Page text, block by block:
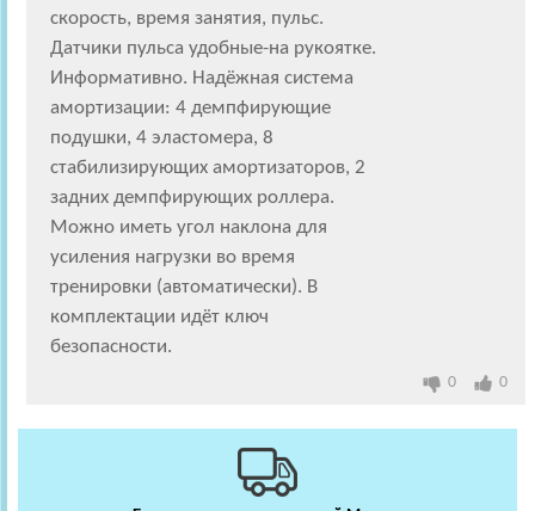
скорость, время занятия, пульс.
Датчики пульса удобные-на рукоятке.
Информативно. Надёжная система
амортизации: 4 демпфирующие
подушки, 4 эластомера, 8
стабилизирующих амортизаторов, 2
задних демпфирующих роллера.
Можно иметь угол наклона для
усиления нагрузки во время
тренировки (автоматически). В
комплектации идёт ключ
безопасности.
0 0